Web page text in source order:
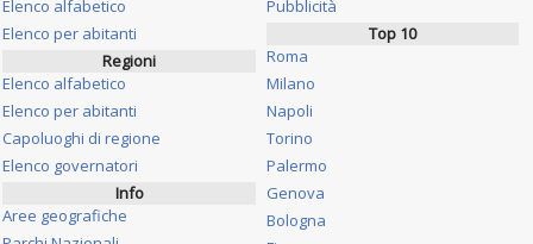
Elenco alfabetico
Elenco per abitanti
Regioni
Elenco alfabetico
Elenco per abitanti
Capoluoghi di regione
Elenco governatori
Info
Aree geografiche
Pubblicità
Top 10
Roma
Milano
Napoli
Torino
Palermo
Genova
Bologna